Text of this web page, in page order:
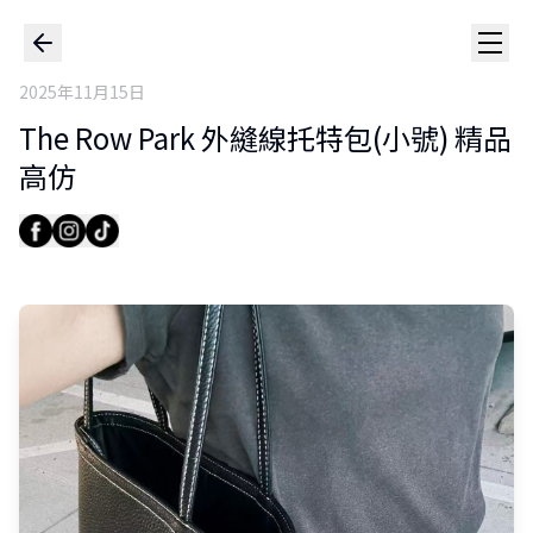
2025年11月15日
The Row Park 外縫線托特包(小號) 精品
高仿